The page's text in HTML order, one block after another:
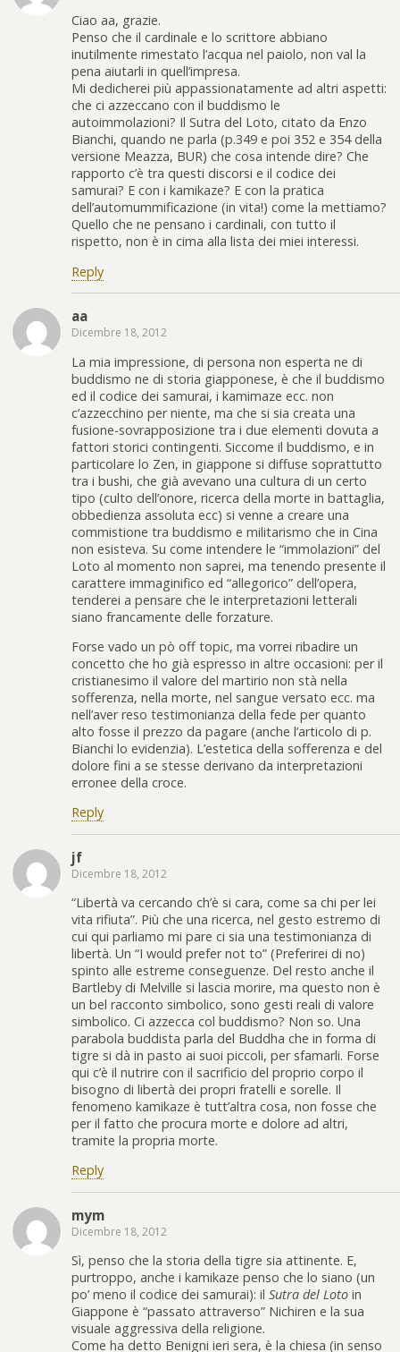
Ciao aa, grazie.
Penso che il cardinale e lo scrittore abbiano
inutilmente rimestato l’acqua nel paiolo, non val la
pena aiutarli in quell’impresa.
Mi dedicherei più appassionatamente ad altri aspetti:
che ci azzeccano con il buddismo le
autoimmolazioni? Il Sutra del Loto, citato da Enzo
Bianchi, quando ne parla (p.349 e poi 352 e 354 della
versione Meazza, BUR) che cosa intende dire? Che
rapporto c’è tra questi discorsi e il codice dei
samurai? E con i kamikaze? E con la pratica
dell’automummificazione (in vita!) come la mettiamo?
Quello che ne pensano i cardinali, con tutto il
rispetto, non è in cima alla lista dei miei interessi.
Reply
aa
Dicembre 18, 2012
La mia impressione, di persona non esperta ne di
buddismo ne di storia giapponese, è che il buddismo
ed il codice dei samurai, i kamimaze ecc. non
c’azzecchino per niente, ma che si sia creata una
fusione-sovrapposizione tra i due elementi dovuta a
fattori storici contingenti. Siccome il buddismo, e in
particolare lo Zen, in giappone si diffuse soprattutto
tra i bushi, che già avevano una cultura di un certo
tipo (culto dell’onore, ricerca della morte in battaglia,
obbedienza assoluta ecc) si venne a creare una
commistione tra buddismo e militarismo che in Cina
non esisteva. Su come intendere le “immolazioni” del
Loto al momento non saprei, ma tenendo presente il
carattere immaginifico ed “allegorico” dell’opera,
tenderei a pensare che le interpretazioni letterali
siano francamente delle forzature.
Forse vado un pò off topic, ma vorrei ribadire un
concetto che ho già espresso in altre occasioni: per il
cristianesimo il valore del martirio non stà nella
sofferenza, nella morte, nel sangue versato ecc. ma
nell’aver reso testimonianza della fede per quanto
alto fosse il prezzo da pagare (anche l’articolo di p.
Bianchi lo evidenzia). L’estetica della sofferenza e del
dolore fini a se stesse derivano da interpretazioni
erronee della croce.
Reply
jf
Dicembre 18, 2012
“Libertà va cercando ch’è si cara, come sa chi per lei
vita rifiuta”. Più che una ricerca, nel gesto estremo di
cui qui parliamo mi pare ci sia una testimonianza di
libertà. Un “I would prefer not to” (Preferirei di no)
spinto alle estreme conseguenze. Del resto anche il
Bartleby di Melville si lascia morire, ma questo non è
un bel racconto simbolico, sono gesti reali di valore
simbolico. Ci azzecca col buddismo? Non so. Una
parabola buddista parla del Buddha che in forma di
tigre si dà in pasto ai suoi piccoli, per sfamarli. Forse
qui c’è il nutrire con il sacrificio del proprio corpo il
bisogno di libertà dei propri fratelli e sorelle. Il
fenomeno kamikaze è tutt’altra cosa, non fosse che
per il fatto che procura morte e dolore ad altri,
tramite la propria morte.
Reply
mym
Dicembre 18, 2012
Sì, penso che la storia della tigre sia attinente. E,
purtroppo, anche i kamikaze penso che lo siano (un
po’ meno il codice dei samurai): il Sutra del Loto in
Giappone è “passato attraverso” Nichiren e la sua
visuale aggressiva della religione.
Come ha detto Benigni ieri sera, è la chiesa (in senso